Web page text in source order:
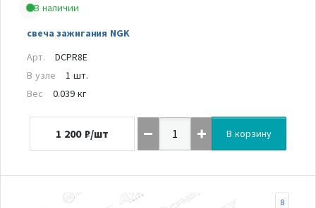
В наличии
свеча зажигания NGK
Арт.
DCPR8E
В узле
1 шт.
Вес
0.039 кг
1 200 ₽/шт В корзину
8